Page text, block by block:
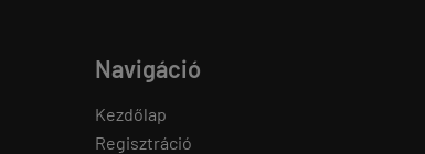
Navigáció
Kezdőlap
Regisztráció